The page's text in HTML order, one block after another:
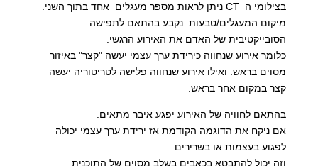
בצילומי ה CT ניתן לראות מספר מעגלים אחד בתוך השני.
מיקום המעגלים/טבעות נקבע בהתאם לתפישה
הסובייקטיבית של האדם את האירוע הרגשי.
כלומר אירוע שנחווה כירידת ערך עצמי יעשה "קצר" באיזור
מסוים בראש. ואילו אירוע שנחווה פלישה לטריטוריה יעשה
קצר במקום אחר בראש.
בהתאם לחוויה של האירוע יפגע איבר מתאים.
אם ניקח את הדוגמה הקודמת אז ירידת ערך עצמי יכולה
לפגוע בעצמות או בשרירים
וזה יכול להתבטא בכאבים בשלב מסוים של התוכנית